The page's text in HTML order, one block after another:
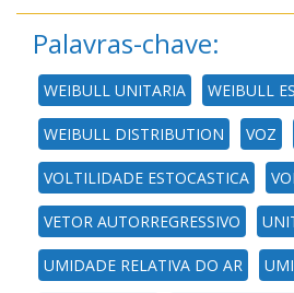
Palavras-chave:
WEIBULL UNITARIA WEIBULL
WEIBULL DISTRIBUTION VOZ
VOLTILIDADE ESTOCASTICA
VETOR AUTORREGRESSIVO
UMIDADE RELATIVA DO AR